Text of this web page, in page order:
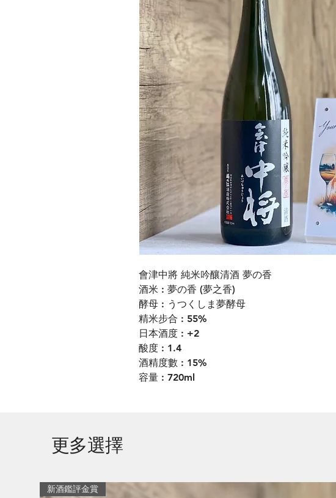
會津中將 純米吟釀清酒 夢の香
酒米 : 夢の香 (夢之香)
酵母 : うつくしま夢酵母
精米步合 : 55%
日本酒度 : +2
酸度 : 1.4
酒精度數 : 15%
容量 : 720ml
更多選擇
新酒鑑評金賞